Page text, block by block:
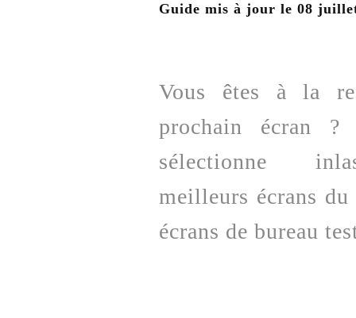
Guide mis à jour le 08
Vous êtes à la
prochain écran
sélectionne
meilleurs écrans
écrans de bureau